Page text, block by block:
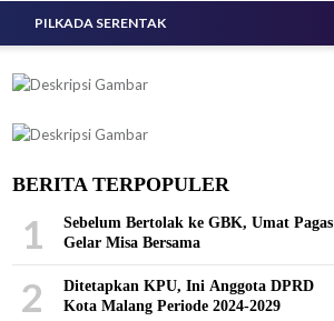
PILKADA SERENTAK
BERITA TERPOPULER
1
Sebelum Bertolak ke GBK, Umat Pagas
Gelar Misa Bersama
2
Ditetapkan KPU, Ini Anggota DPRD
Kota Malang Periode 2024-2029